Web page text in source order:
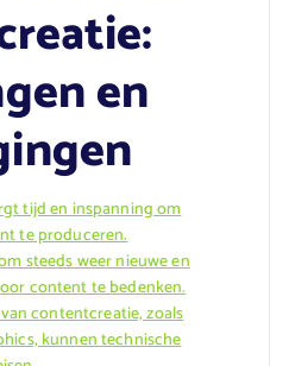
en
tijd en inspanning om
te produceren.
steeds weer nieuwe en
content te bedenken.
contentcreatie, zoals
kunnen technische